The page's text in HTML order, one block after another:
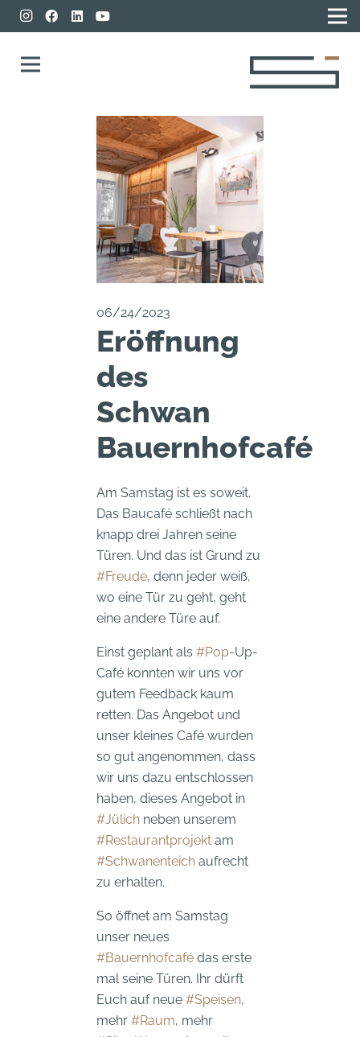
06/24/2023
Eröffnung
des
Schwan
Bauernhofcafé
Am Samstag ist es soweit.
Das Baucafé schließt nach
knapp drei Jahren seine
Türen. Und das ist Grund zu
#Freude, denn jeder weiß,
wo eine Tür zu geht, geht
eine andere Türe auf.
Einst geplant als #Pop-Up-
Café konnten wir uns vor
gutem Feedback kaum
retten. Das Angebot und
unser kleines Café wurden
so gut angenommen, dass
wir uns dazu entschlossen
haben, dieses Angebot in
#Jülich neben unserem
#Restaurantprojekt am
#Schwanenteich aufrecht
zu erhalten.
So öffnet am Samstag
unser neues
#Bauernhofcafé das erste
mal seine Türen. Ihr dürft
Euch auf neue #Speisen,
mehr #Raum, mehr